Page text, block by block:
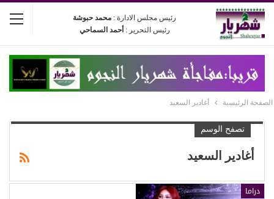
رئيس مجلس الادارة : محمد حبوشة
رئيس التحرير : أحمد السماحي
الصفحة الرئيسية أغادير السعيد
تصفح الوسم
أغادير السعيد
دراما